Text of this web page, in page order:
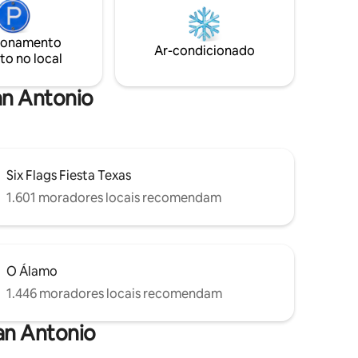
centro
como
hidromassagem e aproveite estrelas e
planetas em uma noite clara em Hill
Country. Veados e peru é
frequentemente visto no vale abaixo.
no local
Ar-condicionado
Antonio
Six Flags Fiesta Texas
1.601 moradores locais recomendam
O Álamo
1.446 moradores locais recomendam
Antonio